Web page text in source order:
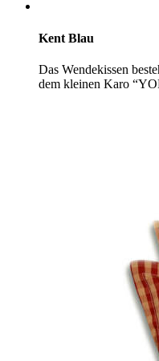
Kent Blau
Das Wendekissen
dem kleinen Karo